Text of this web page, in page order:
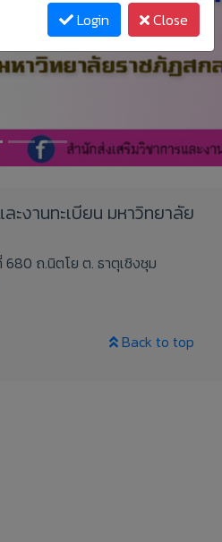
Login Close Next
ะงานทะเบียน มหาวิทยาลัย
680 ถ.นิตโย ต. ธาตุเชิงชุม
Back to top